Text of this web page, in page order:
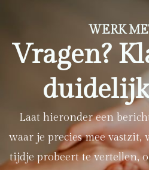
WERK
Vragen?
Laat hieronder een
waar je precies mee vastzit,
tijdje probeert te vertellen,